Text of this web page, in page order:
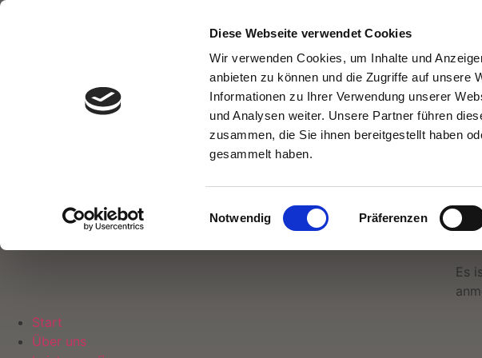
Diese Webseite verwendet Cookies
Wir verwenden Cookies, um Inhalte und
anbieten zu können und die Zugriffe auf unsere
Informationen zu Ihrer Verwendung unserer
und Analysen weiter. Unsere Partner führen
zusammen, die Sie ihnen bereitgestellt haben
gesammelt haben.
Einwilligungsauswahl
Notwendig Präferenzen
Es
Start
Über uns